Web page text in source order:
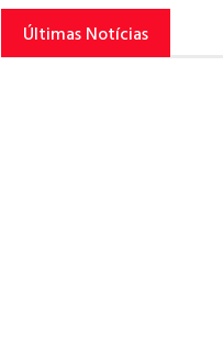
Últimas Notícias